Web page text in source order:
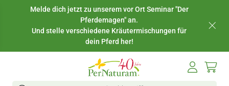
Melde dich jetzt zu unserem vor Ort Seminar "Der
Pferdemagen" an.
Und stelle verschiedene Kräutermischungen für
dein Pferd her!